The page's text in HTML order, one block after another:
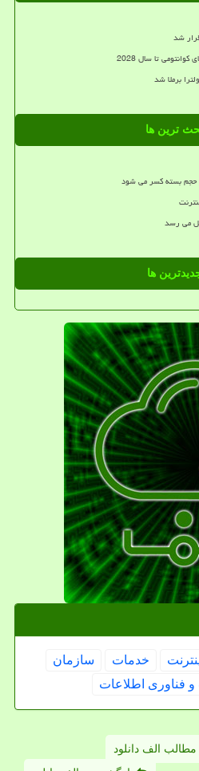
شد
تا سال 2028
ترین ها
حجم بسته کسر می شود
می رسد
ها
خدمات
سازمان
و فناوری اطلاعات
مطالب الف دانلود